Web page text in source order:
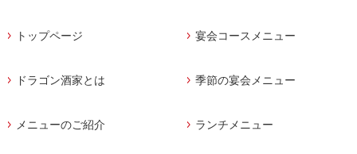
トップページ
ドラゴン酒家とは
メニューのご紹介
宴会コースメニュー
季節の宴会メニュー
ランチメニュー